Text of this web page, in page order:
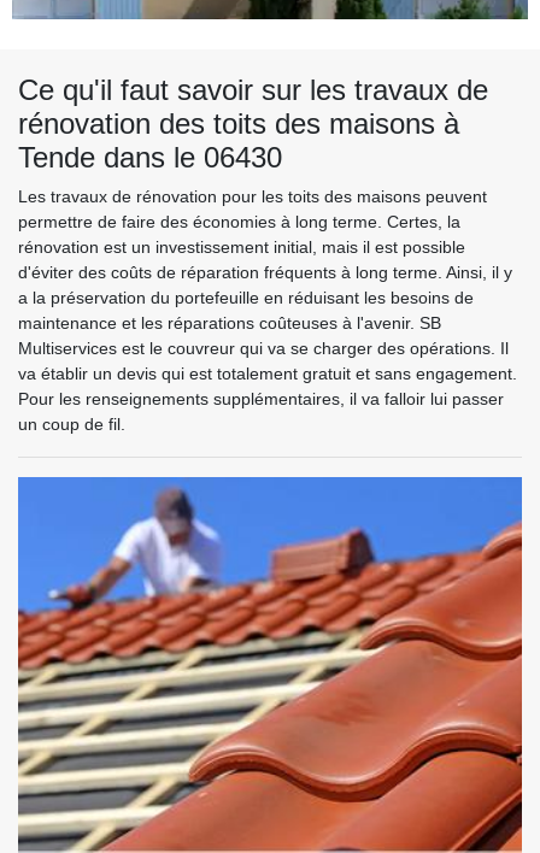
Ce qu'il faut savoir sur les travaux de
rénovation des toits des maisons à
Tende dans le 06430
Les travaux de rénovation pour les toits des maisons peuvent
permettre de faire des économies à long terme. Certes, la
rénovation est un investissement initial, mais il est possible
d'éviter des coûts de réparation fréquents à long terme. Ainsi, il y
a la préservation du portefeuille en réduisant les besoins de
maintenance et les réparations coûteuses à l'avenir. SB
Multiservices est le couvreur qui va se charger des opérations. Il
va établir un devis qui est totalement gratuit et sans engagement.
Pour les renseignements supplémentaires, il va falloir lui passer
un coup de fil.